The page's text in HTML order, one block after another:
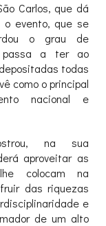
Carlos, que dá
o evento, que se
o grau de
passa a ter ao
todas
como o principal
nacional e
na sua
aproveitar as
colocam na
das riquezas
e
de um alto